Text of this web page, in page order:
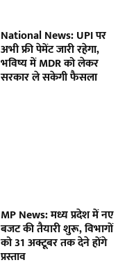
National News: UPI पर
अभी फ्री पेमेंट जारी रहेगा,
भविष्य में MDR को लेकर
सरकार ले सकेगी फैसला
MP News: मध्य प्रदेश में नए
बजट की तैयारी शुरू, विभागों
को 31 अक्टूबर तक देने होंगे
प्रस्ताव